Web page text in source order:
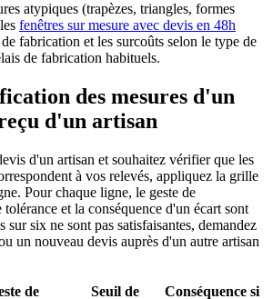
atypiques (trapèzes, triangles, formes
fenêtres sur mesure avec devis en 48h
fabrication et les surcoûts selon le type de
de fabrication habituels.
des mesures d'un
d'un artisan
d'un artisan et souhaitez vérifier que les
à vos relevés, appliquez la grille
Pour chaque ligne, le geste de
et la conséquence d'un écart sont
six ne sont pas satisfaisantes, demandez
un nouveau devis auprès d'un autre artisan
de
Seuil de
Conséquence si